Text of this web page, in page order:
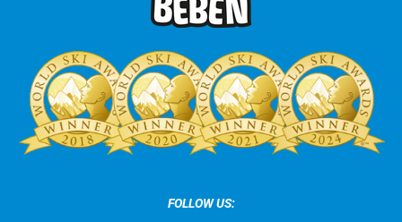
FOLLOW US: